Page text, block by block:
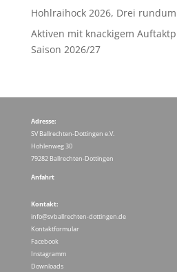
Hohlraihock 2026, Drei
Aktiven mit knackigem
Saison 2026/27
Adresse:
SV Ballrechten-Dottingen e.V.
Hohlenweg 30
79282 Ballrechten-Dottingen
Anfahrt
Kontakt:
info@svballrechten-dottingen.de
Kontaktformular
Facebook
Instagramm
Downloads